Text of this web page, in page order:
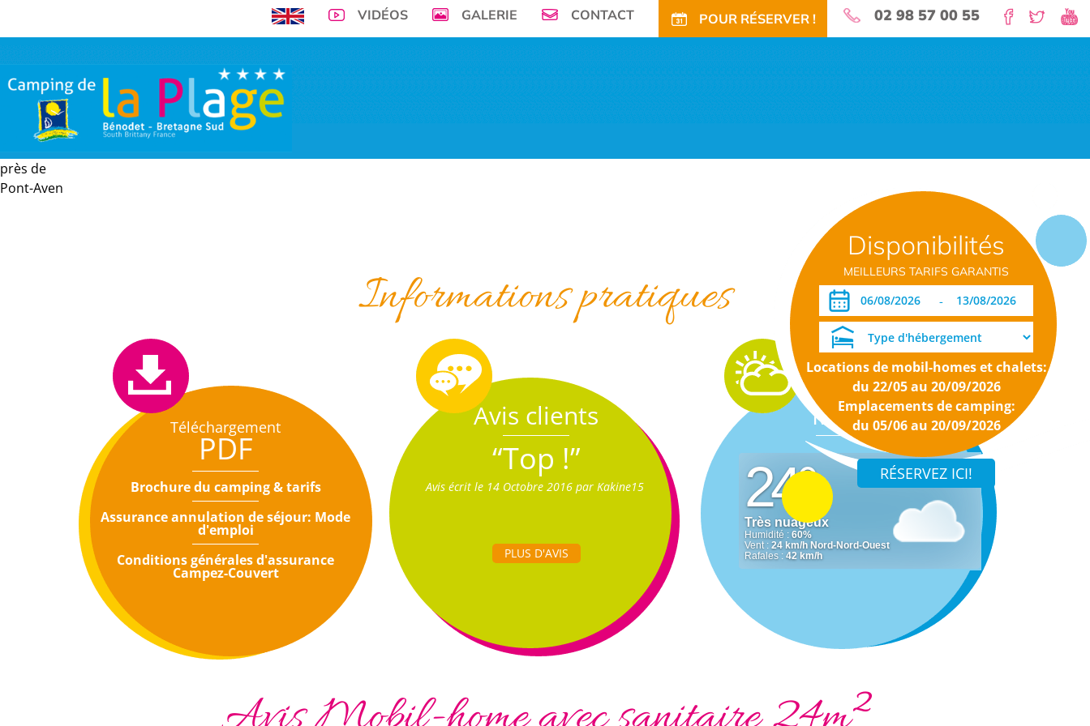
VIDÉOS GALERIE CONTACT POUR RÉSERVER ! 02 98 57 00 55
vous offre son petit paradis en pleine nature pour vos vacances!
TÉLÉCHARGEMENT PDF DATES OUVERTURE RÉSERVATION
Disponibilités
MEILLEURS TARIFS GARANTIS
-
Locations de mobil-homes et chalets:
du 22/05 au 20/09/2026
Emplacements de camping:
du 05/06 au 20/09/2026
près de
Pont-Aven
Informations pratiques
Téléchargement
PDF
Brochure du camping & tarifs
Assurance annulation de séjour: Mode
d'emploi
Conditions générales d'assurance
Campez-Couvert
Avis clients
“Top !”
Avis écrit le 14 Octobre 2016 par Kakine15
PLUS D'AVIS
Météo